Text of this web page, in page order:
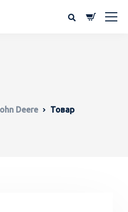
Deere Товар